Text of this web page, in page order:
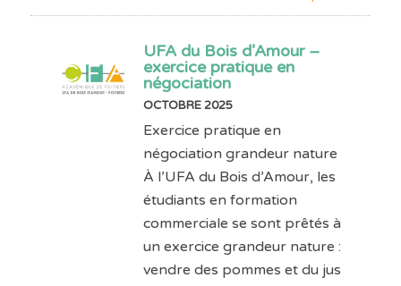
UFA du Bois d’Amour –
exercice pratique en
négociation
OCTOBRE 2025
Exercice pratique en
négociation grandeur nature
À l’UFA du Bois d’Amour, les
étudiants en formation
commerciale se sont prêtés à
un exercice grandeur nature :
vendre des pommes et du jus